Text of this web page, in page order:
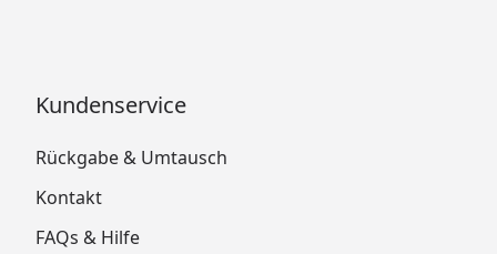
Kundenservice
Rückgabe & Umtausch
Kontakt
FAQs & Hilfe